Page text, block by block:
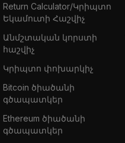
Return Calculator/Կրիպտո
Եկամուտի Հաշվիչ
Անմշտական կորստի
հաշվիչ
Կրիպտո փոխարկիչ
Bitcoin ծիածանի
գծապատկեր
Ethereum ծիածանի
գծապատկեր